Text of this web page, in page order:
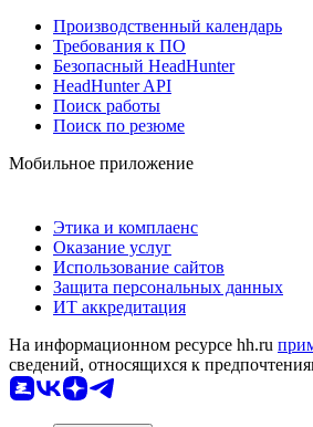
Производственный календарь
Требования к ПО
Безопасный HeadHunter
HeadHunter API
Поиск работы
Поиск по резюме
Мобильное приложение
Этика и комплаенс
Оказание услуг
Использование сайтов
Защита персональных данных
ИТ аккредитация
На информационном ресурсе hh.ru
сведений, относящихся к